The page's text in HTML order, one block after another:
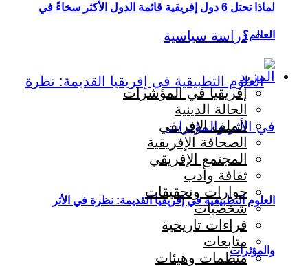
دراسة سياسية
العلوم التطبيقية في إفريقيا القديمة: نظرة في الأثر
والمؤثرات
لماذا تحتل 6 دول إفريقية قائمة الدول الأكثر سخاءً في
العالم؟
المزيد
إفريقيا في المؤشرات
الحالة الدينية
الملف الإفريقي
الصحافة الإفريقية
المجتمع الإفريقي
ثقافة وأدب
حوارات وتحقيقات
شخصيات
قراءات تاريخية
متابعات
منظمات وهيئات